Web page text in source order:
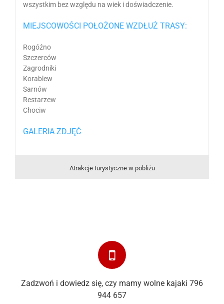
wszystkim bez względu na wiek i doświadczenie.
MIEJSCOWOŚCI POŁOŻONE WZDŁUŻ TRASY:
Rogóźno
Szczerców
Zagrodniki
Korablew
Sarnów
Restarzew
Chociw
GALERIA ZDJĘĆ
Atrakcje turystyczne w pobliżu
Zadzwoń i dowiedz się, czy mamy wolne kajaki 796
944 657